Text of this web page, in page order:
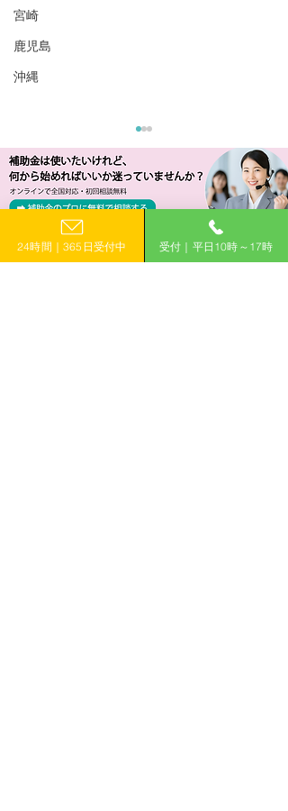
宮崎
鹿児島
沖縄
​補助金申請に関するご相談・ご質問はお気軽に
24時間｜365日受付中 受付｜平日10時～17時